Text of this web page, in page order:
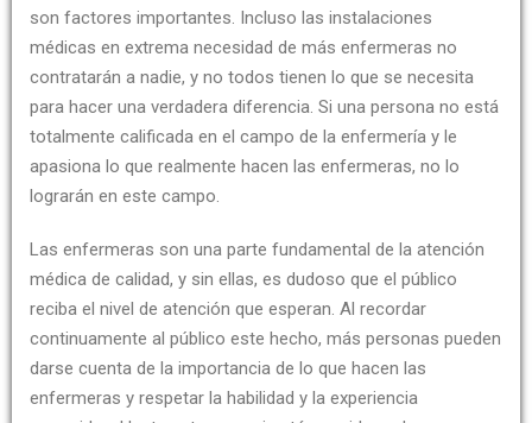
son factores importantes. Incluso las instalaciones
médicas en extrema necesidad de más enfermeras no
contratarán a nadie, y no todos tienen lo que se necesita
para hacer una verdadera diferencia. Si una persona no está
totalmente calificada en el campo de la enfermería y le
apasiona lo que realmente hacen las enfermeras, no lo
lograrán en este campo.
Las enfermeras son una parte fundamental de la atención
médica de calidad, y sin ellas, es dudoso que el público
reciba el nivel de atención que esperan. Al recordar
continuamente al público este hecho, más personas pueden
darse cuenta de la importancia de lo que hacen las
enfermeras y respetar la habilidad y la experiencia